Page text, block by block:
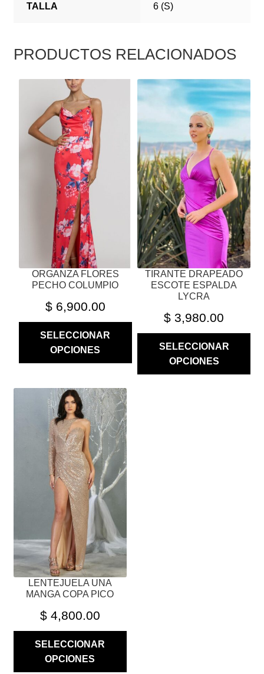
TALLA 6 (S)
PRODUCTOS RELACIONADOS
ORGANZA FLORES
PECHO COLUMPIO
$6,900.00
SELECCIONAR
OPCIONES
PRODUCTO
TIENE
MÚLTIPLES
VARIANTES.
OPCIONES
PUEDEN
PÁGINA
TIRANTE DRAPEADO
ESCOTE ESPALDA
LYCRA
$ 3,980.00
SELECCIONAR
OPCIONES
ESTE
PRODUCTO
MÚLTIPLES
VARIANTES.
LAS
OPCIONES
SE
PUEDEN
ELEGIR
EN
LA
PÁGINA
DE
PRODUCTO
LENTEJUELA UNA
MANGA COPA PICO
$4,800.00
SELECCIONAR
OPCIONES
PRODUCTO
MÚLTIPLES
VARIANTES.
OPCIONES
EN
LA
PÁGINA